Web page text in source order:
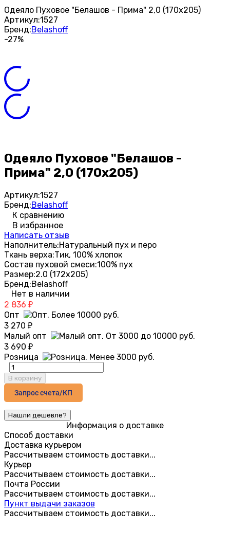
Одеяло Пуховое "Белашов - Прима" 2,0 (170х205)
Артикул:1527
Бренд:Belashoff
-27%
Одеяло Пуховое "Белашов -
Прима" 2,0 (170х205)
Артикул:1527
Бренд:Belashoff
К сравнению
В избранное
Написать отзыв
Наполнитель:Натуральный пух и перо
Ткань верха:Тик, 100% хлопок
Состав пуховой смеси:100% пух
Размер:2.0 (172х205)
Бренд:Belashoff
Нет в наличии
2 836 ₽
Опт
3 270 ₽
Малый опт
3 690 ₽
Розница
В корзину
Запрос счета/КП
Информация о доставке
Способ доставки
Доставка курьером
Рассчитываем стоимость доставки...
Курьер
Рассчитываем стоимость доставки...
Почта России
Рассчитываем стоимость доставки...
Пункт выдачи заказов
Рассчитываем стоимость доставки...